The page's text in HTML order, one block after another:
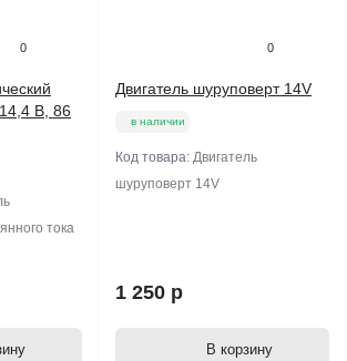
0
В, 86
тока
0
Двигатель шуруповерт 14V
в наличии
Код товара: Двигатель
шуруповерт 14V
1 250 р
В корзину